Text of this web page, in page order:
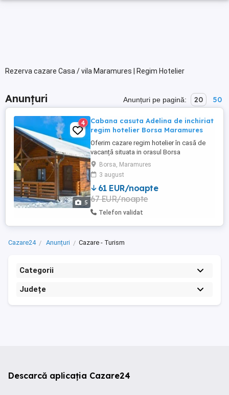
Rezerva cazare Casa / vila Maramures | Regim Hotelier
Anunțuri Anunțuri pe pagină: 20 50
5
4
Cabana casuta Adelina de inchiriat
regim hotelier Borsa Maramures
Oferim cazare regim hotelier în casă de
vacanță situata in orasul Borsa
Maramures.Cabana are 1 dormitor
matrimonial, living cu canapea extensibila,
bucătărie utilată complet si baie.
Capacitate maximă 4-5 persoane. Se
inchriaza complet. Pentru o experiență
superbă avem ciubăr cu hidromasaj și
luminițe ...
Borsa, Maramures
3 august
61 EUR/noapte
67 EUR/noapte
Telefon validat
Cazare24 Anunțuri Cazare - Turism
Categorii
Județe
Descarcă aplicația Cazare24